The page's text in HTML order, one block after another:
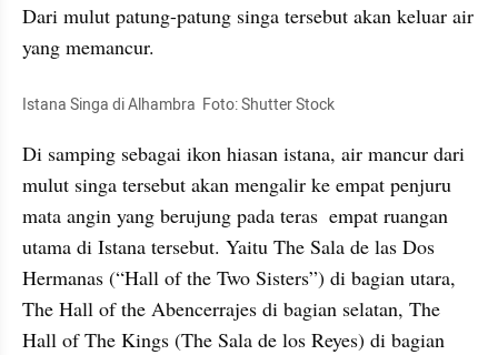
Dari mulut patung-patung singa tersebut akan keluar air
yang memancur.
Istana Singa di Alhambra  Foto: Shutter Stock
Di samping sebagai ikon hiasan istana, air mancur dari
mulut singa tersebut akan mengalir ke empat penjuru
mata angin yang berujung pada teras  empat ruangan
utama di Istana tersebut. Yaitu The Sala de las Dos
Hermanas (“Hall of the Two Sisters”) di bagian utara,
The Hall of the Abencerrajes di bagian selatan, The
Hall of The Kings (The Sala de los Reyes) di bagian